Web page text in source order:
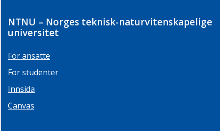
NTNU – Norges teknisk-naturvitenskapelige
universitet
For ansatte
For studenter
Innsida
Canvas